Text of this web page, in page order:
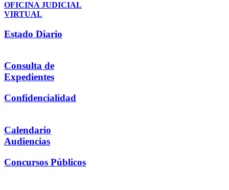
OFICINA JUDICIAL
VIRTUAL
Estado Diario
Consulta de
Expedientes
Confidencialidad
Calendario
Audiencias
Concursos Públicos